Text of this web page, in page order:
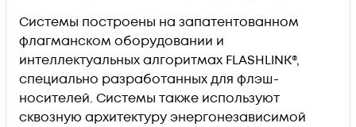
Системы построены на запатентованном
флагманском оборудовании и
интеллектуальных алгоритмах FLASHLINK®,
специально разработанных для флэш-
носителей. Системы также используют
сквозную архитектуру энергонезависимой